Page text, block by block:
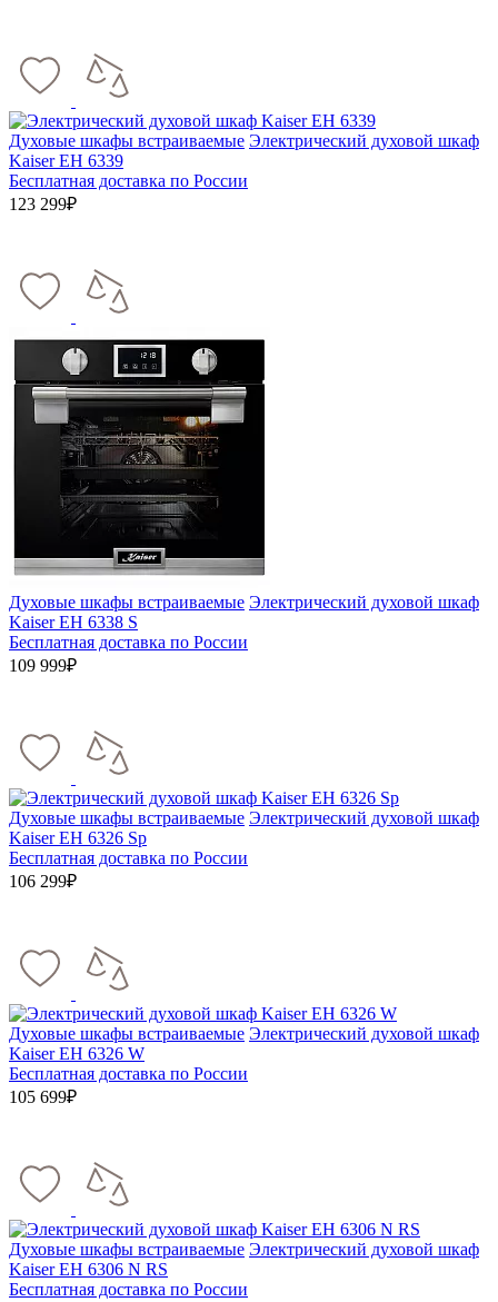
Духовые шкафы встраиваемые Электрический духовой шкаф
Kaiser EH 6339
Бесплатная доставка по России
123 299₽
Духовые шкафы встраиваемые Электрический духовой шкаф
Kaiser EH 6338 S
Бесплатная доставка по России
109 999₽
Духовые шкафы встраиваемые Электрический духовой шкаф
Kaiser EH 6326 Sp
Бесплатная доставка по России
106 299₽
Духовые шкафы встраиваемые Электрический духовой шкаф
Kaiser EH 6326 W
Бесплатная доставка по России
105 699₽
Духовые шкафы встраиваемые Электрический духовой шкаф
Kaiser EH 6306 N RS
Бесплатная доставка по России